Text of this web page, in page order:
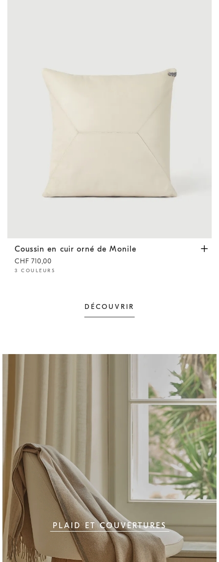
Coussin en cuir orné de Monile Ivoire
Coussin en cuir orné de Monile
CHF 710,00
3 COULEURS
DÉCOUVRIR
PLAID ET COUVERTURES